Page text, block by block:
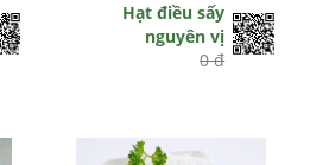
Hạt điều sấy
nguyên vị
0 đ